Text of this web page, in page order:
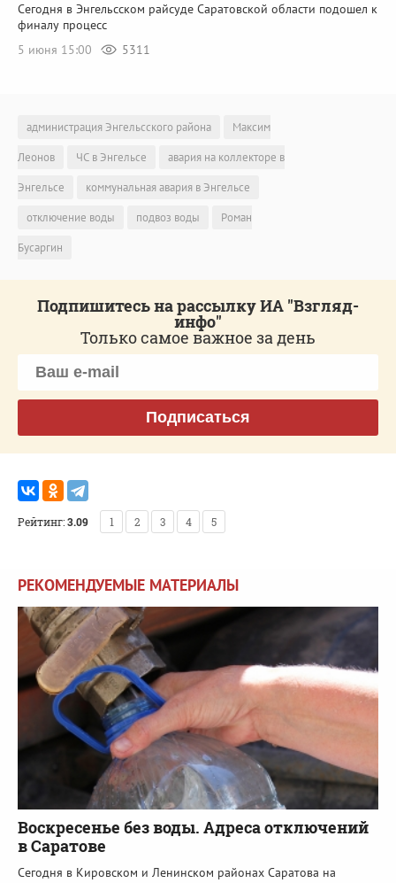
Сегодня в Энгельсском райсуде Саратовской области подошел к
финалу процесс
5 июня 15:00
5311
администрация Энгельсского района
Максим
Леонов
ЧС в Энгельсе
авария на коллекторе в
Энгельсе
коммунальная авария в Энгельсе
отключение воды
подвоз воды
Роман
Бусаргин
Подпишитесь на рассылку ИА "Взгляд-
инфо"
Только самое важное за день
Подписаться
Рейтинг:3.09 1 2 3 4 5
РЕКОМЕНДУЕМЫЕ МАТЕРИАЛЫ
Воскресенье без воды. Адреса отключений
в Саратове
Сегодня в Кировском и Ленинском районах Саратова на